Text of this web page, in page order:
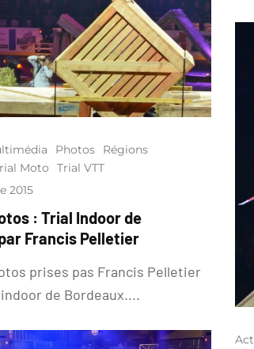
Photos
Régions
Moto
Trial VTT
2015
: Trial Indoor de
Francis Pelletier
prises pas Francis Pelletier
de Bordeaux....